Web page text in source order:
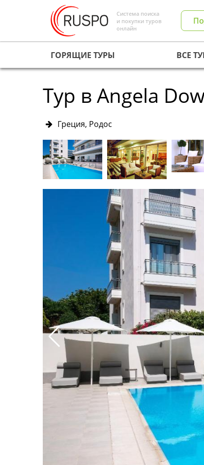
Система поиска
и покупки туров
онлайн
ГОРЯЩИЕ ТУРЫ ВСЕ
Тур в Angela
Греция, Родос